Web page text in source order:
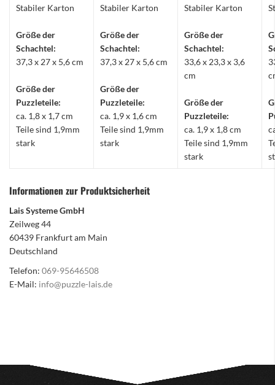
Stabiler Karton
Größe der
Schachtel:
37,3 x 27 x 5,6 cm
Größe der
Puzzleteile:
ca. 1,8 x 1,7 cm
Teile sind 1,9mm
stark
Stabiler Karton
Größe der
Schachtel:
37,3 x 27 x 5,6 cm
Größe der
Puzzleteile:
ca. 1,9 x 1,6 cm
Teile sind 1,9mm
stark
Stabiler Karton
Größe der
Schachtel:
33,6 x 23,3 x 3,6
cm
Größe der
Puzzleteile:
ca. 1,9 x 1,8 cm
Teile sind 1,9mm
stark
Informationen zur Produktsicherheit
Lais Systeme GmbH
Zeilweg 44
60439 Frankfurt am Main
Deutschland
Telefon: 069-95646508
E-Mail: info@puzzle-lais.de